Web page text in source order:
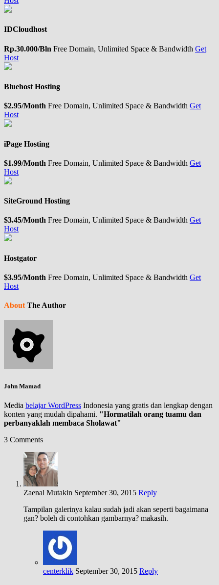
IDCloudhost
Rp.30.000/Bln Free Domain, Unlimited Space & Bandwidth Get
Host
Bluehost Hosting
$2.95/Month Free Domain, Unlimited Space & Bandwidth Get
Host
iPage Hosting
$1.99/Month Free Domain, Unlimited Space & Bandwidth Get
Host
SiteGround Hosting
$3.45/Month Free Domain, Unlimited Space & Bandwidth Get
Host
Hostgator
$3.95/Month Free Domain, Unlimited Space & Bandwidth Get
Host
About The Author
John Mamad
Media belajar WordPress Indonesia yang gratis dan lengkap dengan
konten yang mudah dipahami. "Hormatilah orang tuamu dan
perbanyaklah membaca Sholawat"
3 Comments
Zaenal Mutakin September 30, 2015 Reply
Tampilan galerinya kalau sudah jadi akan seperti bagaimana
gan? boleh di contohkan gambarnya? makasih.
centerklik September 30, 2015 Reply